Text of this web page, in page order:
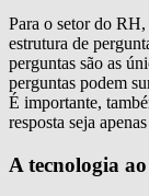
Para o setor do
estrutura de
perguntas são as
perguntas podem
É importante,
resposta seja
A tecnologia